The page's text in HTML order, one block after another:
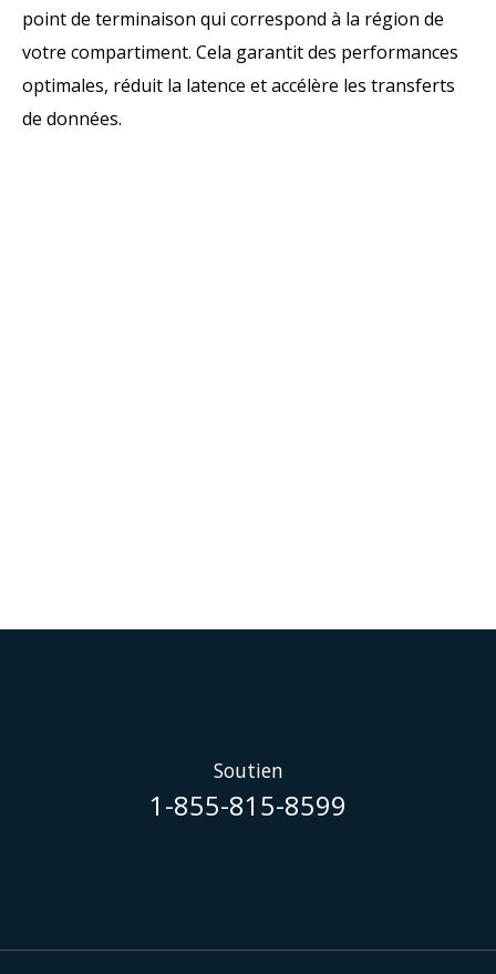
point de terminaison qui correspond à la région de
votre compartiment. Cela garantit des performances
optimales, réduit la latence et accélère les transferts
de données.
Soutien
1-855-815-8599